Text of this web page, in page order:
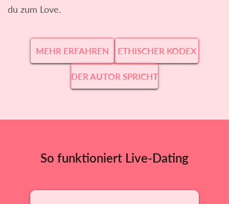
du zum Love.
MEHR ERFAHREN ETHISCHER KODEX
DER AUTOR SPRICHT
So funktioniert Live-Dating